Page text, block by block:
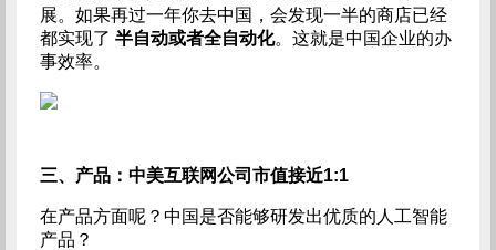
展。如果再过一年你去中国，会发现一半的商店已经
都实现了 半自动或者全自动化。这就是中国企业的办
事效率。
三、产品：中美互联网公司市值接近1:1
在产品方面呢？中国是否能够研发出优质的人工智能
产品？